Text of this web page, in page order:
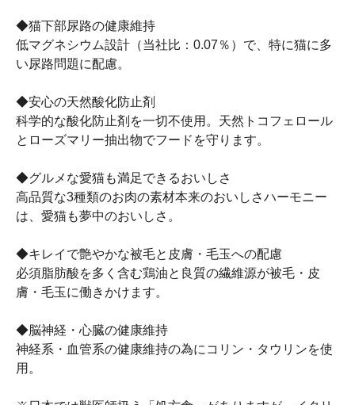
◆猫下部尿路の健康維持
低マグネシウム設計（当社比：0.07％）で、特に猫に多
い尿路問題に配慮。
◆安心の天然酸化防止剤
科学的な酸化防止剤を一切不使用。天然トコフェロール
とローズマリー抽出物でフードを守ります。
◆グルメな愛猫も満足できるおいしさ
高品質な3種類のお肉の素材本来のおいしさハーモニー
は、愛猫も夢中のおいしさ。
◆キレイで艶やかな被毛と皮膚・毛玉への配慮
必須脂肪酸を多く含む鶏油と良質の繊維源が被毛・皮
膚・毛玉に働きかけます。
◆脳神経・心臓の健康維持
神経系・血管系の健康維持の為にコリン・タウリンを使
用。